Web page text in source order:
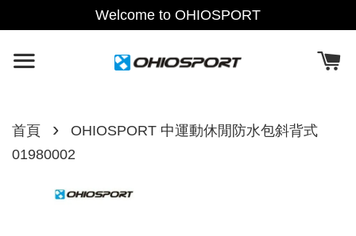
Welcome to OHIOSPORT
首頁 ›
OHIOSPORT 中運動休閒防水包斜背式
01980002